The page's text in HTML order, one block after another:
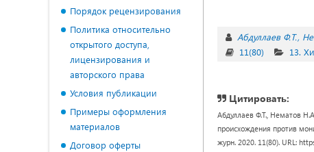
Абдуллаев Ф.Т.
11(80)
13.
Цитировать:
Абдуллаев Ф.Т., Нематов
происхождения против
журн. 2020. 11(80). URL:
Порядок рецензирования
Политика относительно
открытого доступа,
лицензирования и
авторского права
Условия публикации
Примеры оформления
материалов
Договор оферты